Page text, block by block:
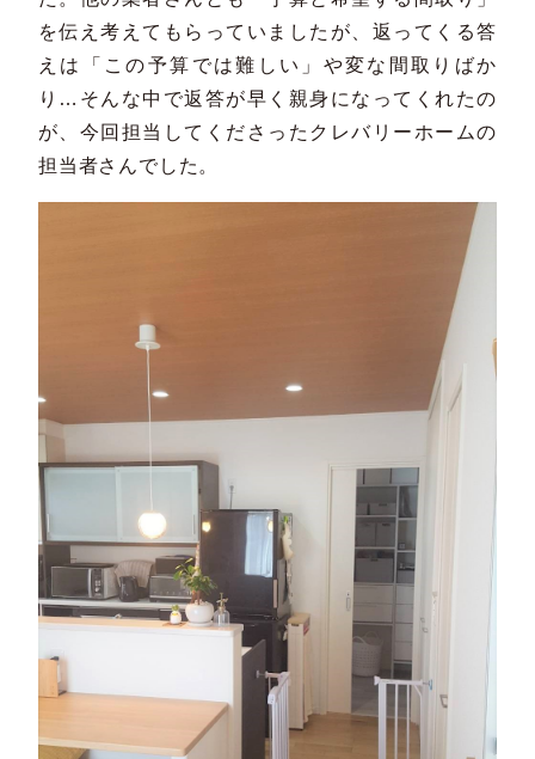
を伝え考えてもらっていましたが、返ってくる答
えは「この予算では難しい」や変な間取りばか
り…そんな中で返答が早く親身になってくれたの
が、今回担当してくださったクレバリーホームの
担当者さんでした。